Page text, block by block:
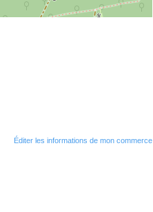
Éditer les informations de mon commerce